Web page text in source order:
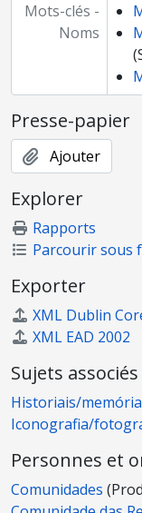
Mots-clés -
Noms
Presse-papier
Ajouter
Explorer
Rapports
Parcourir sous
Exporter
XML Dublin
XML EAD 2002
Sujets associés
Historiais/
Iconografia/
Personnes et
Comunidades